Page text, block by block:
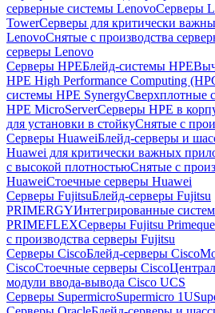
серверные системы LenovoСерверы
TowerСерверы для критически
LenovoСнятые с производства
серверы Lenovo
Серверы HPEБлейд-системы HPE
HPE High Performance Computing
системы HPE SynergyСверхплотные
HPE MicroServerСерверы HPE в
для установки в стойкуСнятые с
Серверы HuaweiБлейд-серверы и
Huawei для критически важных
с высокой плотностьюСнятые с
HuaweiСтоечные серверы Huawei
Серверы FujitsuБлейд-серверы Fujitsu
PRIMERGYИнтегрированные
PRIMEFLEXСерверы Fujitsu
с производства серверы Fujitsu
Серверы CiscoБлейд-серверы Cisco
CiscoСтоечные серверы Cisco
модули ввода-вывода Cisco UCS
Серверы SupermicroSupermicro 1U